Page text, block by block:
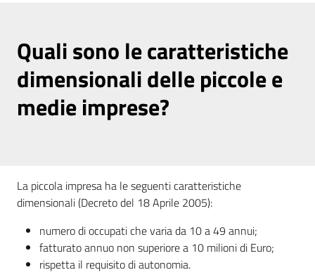
Quali sono le caratteristiche
dimensionali delle piccole e
medie imprese?
La piccola impresa ha le seguenti caratteristiche
dimensionali (Decreto del 18 Aprile 2005):
numero di occupati che varia da 10 a 49 annui;
fatturato annuo non superiore a 10 milioni di Euro;
rispetta il requisito di autonomia.